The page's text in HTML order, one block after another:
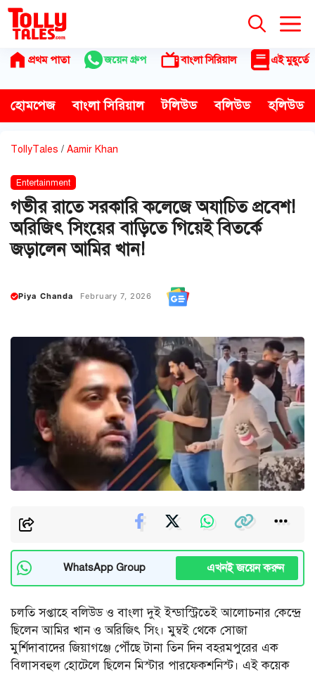
Skip
content
প্রথম পাতা জয়েন গ্রুপ বাংলা সিরিয়াল এই মুহূর্তে
হোমপেজ বাংলা সিরিয়াল টলিউড বলিউড হলিউড
TollyTales / Aamir Khan
Entertainment
গভীর রাতে সরকারি কলেজে অযাচিত প্রবেশ!
অরিজিৎ সিংয়ের বাড়িতে গিয়েই বিতর্কে
জড়ালেন আমির খান!
Piya Chanda February 7, 2026
WhatsApp Group এখনই জয়েন করুন
চলতি সপ্তাহে বলিউড ও বাংলা দুই ইন্ডাস্ট্রিতেই আলোচনার কেন্দ্রে
ছিলেন আমির খান ও অরিজিৎ সিং। মুম্বই থেকে সোজা
মুর্শিদাবাদের জিয়াগঞ্জে পৌঁছে টানা তিন দিন বহরমপুরের এক
বিলাসবহুল হোটেলে ছিলেন মিস্টার পারফেকশনিস্ট। এই কয়েক